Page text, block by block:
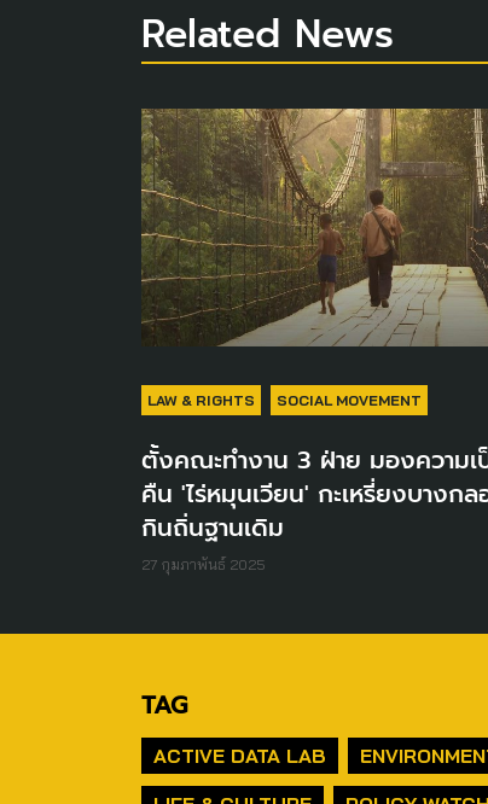
Related News
LAW & RIGHTS SOCIAL MOVEMENT
ตั้งคณะทำงาน 3 ฝ่าย มองความเ
คืน 'ไร่หมุนเวียน' กะเหรี่ยงบางก
กินถิ่นฐานเดิม
27 กุมภาพันธ์ 2025
TAG
ACTIVE DATA LAB